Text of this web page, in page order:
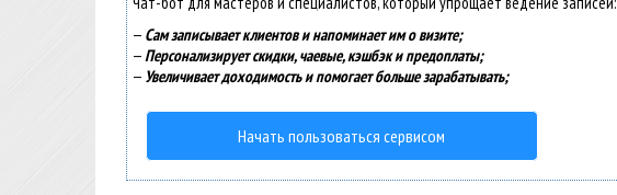
— Сам записывает клиентов и напоминает им о визите;
— Персонализирует скидки, чаевые, кэшбэк и предоплаты;
— Увеличивает доходимость и помогает больше зарабатывать;
Начать пользоваться сервисом